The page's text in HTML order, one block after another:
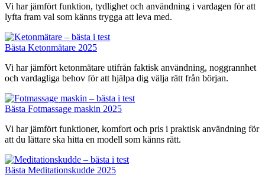
Vi har jämfört funktion, tydlighet och användning i vardagen för att
lyfta fram val som känns trygga att leva med.
Bästa Ketonmätare 2025
Vi har jämfört ketonmätare utifrån faktisk användning, noggrannhet
och vardagliga behov för att hjälpa dig välja rätt från början.
Bästa Fotmassage maskin 2025
Vi har jämfört funktioner, komfort och pris i praktisk användning för
att du lättare ska hitta en modell som känns rätt.
Bästa Meditationskudde 2025